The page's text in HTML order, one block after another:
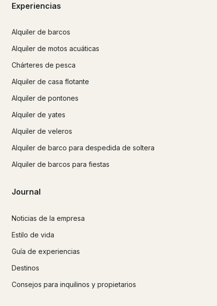
Experiencias
Alquiler de barcos
Alquiler de motos acuáticas
Chárteres de pesca
Alquiler de casa flotante
Alquiler de pontones
Alquiler de yates
Alquiler de veleros
Alquiler de barco para despedida de soltera
Alquiler de barcos para fiestas
Journal
Noticias de la empresa
Estilo de vida
Guía de experiencias
Destinos
Consejos para inquilinos y propietarios